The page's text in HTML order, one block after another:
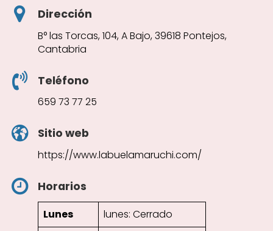
Dirección
B° las Torcas, 104, A Bajo, 39618 Pontejos,
Cantabria
Teléfono
659 73 77 25
Sitio web
https://www.labuelamaruchi.com/
Horarios
Lunes
lunes: Cerrado